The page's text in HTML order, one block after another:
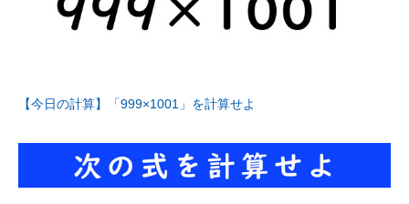
【今日の計算】「999×1001」を計算せよ